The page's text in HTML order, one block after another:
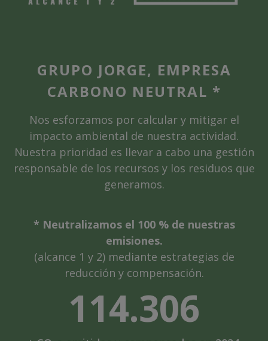
GRUPO JORGE, EMPRESA
CARBONO NEUTRAL *
Nos esforzamos por calcular y mitigar el
impacto ambiental de nuestra actividad.
Nuestra prioridad es llevar a cabo una gestión
responsable de los recursos y los residuos que
generamos.
* Neutralizamos el 100 % de nuestras
emisiones.
(alcance 1 y 2) mediante estrategias de
reducción y compensación.
114.306